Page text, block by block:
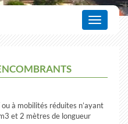
le
menu
à mobilités réduites n’ayant
et 2 mètres de longueur